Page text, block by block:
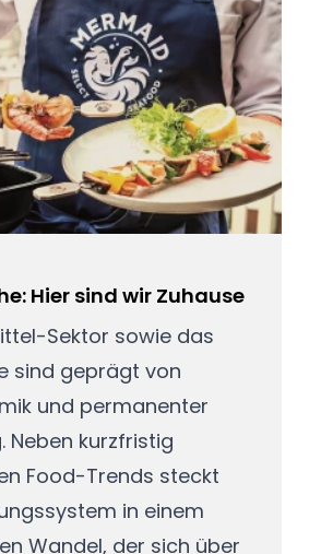
Hier sind wir Zuhause
Sektor sowie das
sind geprägt von
und permanenter
Neben kurzfristig
Food-Trends steckt
in einem
Wandel, der sich über